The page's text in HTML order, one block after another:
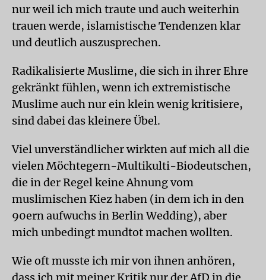
nur weil ich mich traute und auch weiterhin
trauen werde, islamistische Tendenzen klar
und deutlich auszusprechen.
Radikalisierte Muslime, die sich in ihrer Ehre
gekränkt fühlen, wenn ich extremistische
Muslime auch nur ein klein wenig kritisiere,
sind dabei das kleinere Übel.
Viel unverständlicher wirkten auf mich all die
vielen Möchtegern-Multikulti-Biodeutschen,
die in der Regel keine Ahnung vom
muslimischen Kiez haben (in dem ich in den
90ern aufwuchs in Berlin Wedding), aber
mich unbedingt mundtot machen wollten.
Wie oft musste ich mir von ihnen anhören,
dass ich mit meiner Kritik nur der AfD in die